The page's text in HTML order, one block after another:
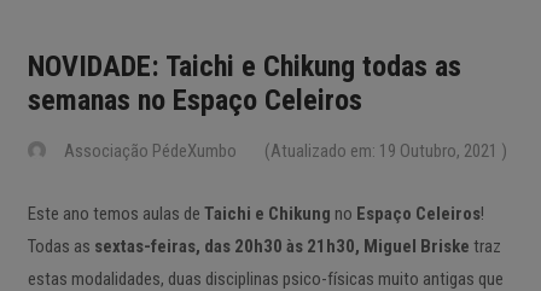
NOVIDADE: Taichi e Chikung todas as
semanas no Espaço Celeiros
Associação PédeXumbo (Atualizado em: 19 Outubro, 2021 )
Este ano temos aulas de Taichi e Chikung no Espaço Celeiros!
Todas as sextas-feiras, das 20h30 às 21h30, Miguel Briske traz
estas modalidades, duas disciplinas psico-físicas muito antigas que